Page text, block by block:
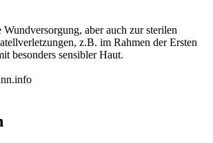
aber auch zur sterilen
z.B. im Rahmen der Ersten
besonders sensibler Haut.